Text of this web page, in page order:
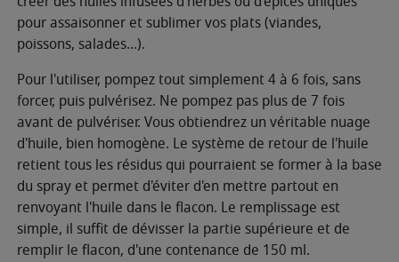
pour assaisonner et sublimer vos plats (viandes,
poissons, salades...).
Pour l'utiliser, pompez tout simplement 4 à 6 fois, sans
forcer, puis pulvérisez. Ne pompez pas plus de 7 fois
avant de pulvériser. Vous obtiendrez un véritable nuage
d'huile, bien homogène. Le système de retour de l'huile
retient tous les résidus qui pourraient se former à la base
du spray et permet d'éviter d'en mettre partout en
renvoyant l'huile dans le flacon. Le remplissage est
simple, il suffit de dévisser la partie supérieure et de
remplir le flacon, d'une contenance de 150 ml.